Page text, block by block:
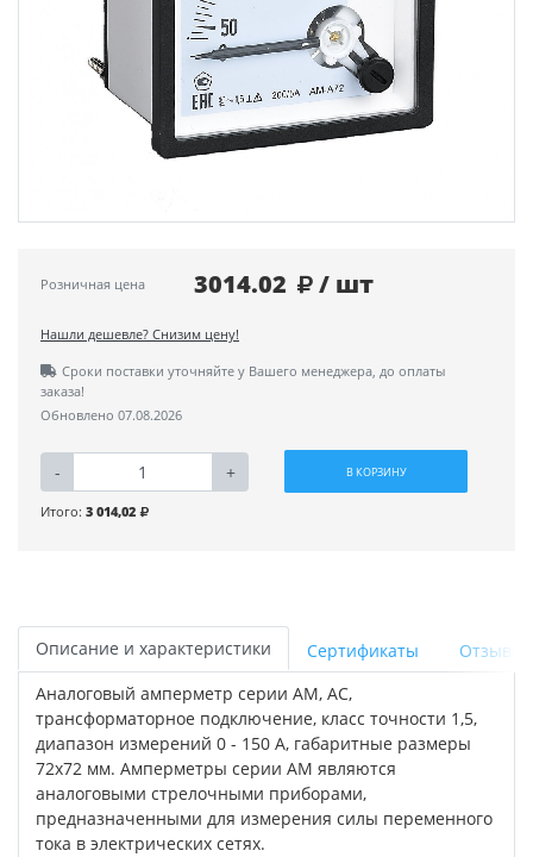
Розничная цена 3014.02 / шт
Нашли дешевле? Снизим цену!
Сроки поставки уточняйте у Вашего менеджера, до оплаты
заказа!
Обновлено 07.08.2026
- + В КОРЗИНУ
Итого: 3 014,02
Описание и характеристики Сертификаты
Отзывы
Аналоговый амперметр серии АМ, AC,
трансформаторное подключение, класс точности 1,5,
диапазон измерений 0 - 150 А, габаритные размеры
72х72 мм. Амперметры серии АМ являются
аналоговыми стрелочными приборами,
предназначенными для измерения силы переменного
тока в электрических сетях.